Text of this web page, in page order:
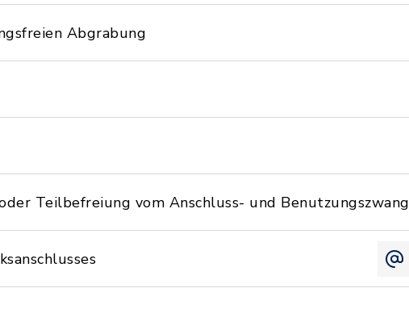
Abgrabung
Teilbefreiung vom Anschluss- und Benutzungszwang